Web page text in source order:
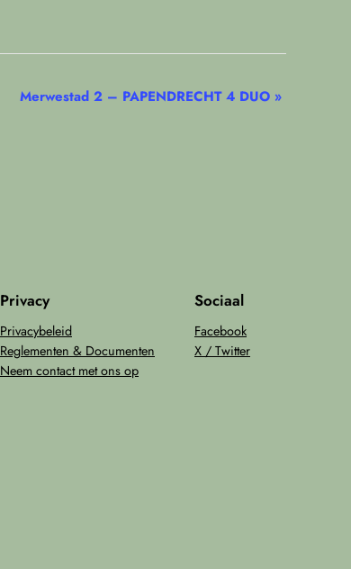
Merwestad 2 – PAPENDRECHT 4 DUO »
Privacy
Privacybeleid
Reglementen & Documenten
Neem contact met ons op
Sociaal
Facebook
X / Twitter